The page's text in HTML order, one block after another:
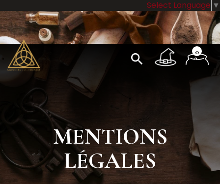
Livraison offerte à partir de 60€ d’achat
search 0
MENTIONS
LÉGALES
Select Language ▼